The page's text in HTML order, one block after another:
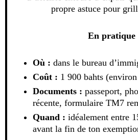
propre astuce pour
En pratique
Où : dans le bureau
Coût : 1 900 bahts
Documents : passeport,
récente, formulaire TM7
Quand : idéalement entre
avant la fin de ton